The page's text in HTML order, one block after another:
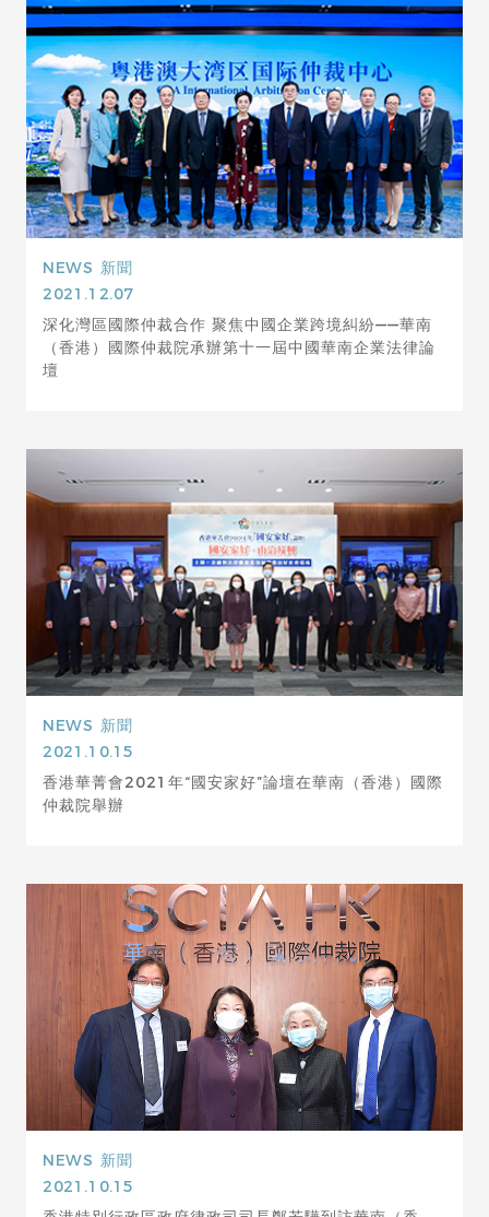
NEWS 新聞
2021.12.07
深化灣區國際仲裁合作 聚焦中國企業跨境糾紛——華南
（香港）國際仲裁院承辦第十一屆中國華南企業法律論
壇
NEWS 新聞
2021.10.15
香港華菁會2021年“國安家好”論壇在華南（香港）國際
仲裁院舉辦
NEWS 新聞
2021.10.15